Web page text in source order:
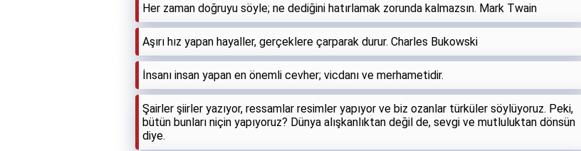
Her zaman doğruyu söyle; ne dediğini hatırlamak zorunda kalmazsın. Mark Twain
Aşırı hız yapan hayaller, gerçeklere çarparak durur. Charles Bukowski
İnsanı insan yapan en önemli cevher; vicdanı ve merhametidir.
Şairler şiirler yazıyor, ressamlar resimler yapıyor ve biz ozanlar türküler söylüyoruz. Peki,
bütün bunları niçin yapıyoruz? Dünya alışkanlıktan değil de, sevgi ve mutluluktan dönsün
diye.